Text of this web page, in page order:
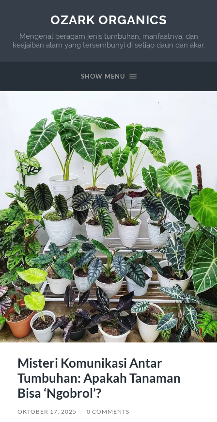
OZARK ORGANICS
Mengenal beragam jenis tumbuhan, manfaatnya, dan
keajaiban alam yang tersembunyi di setiap daun dan akar.
SHOW MENU
Misteri Komunikasi Antar
Tumbuhan: Apakah Tanaman
Bisa ‘Ngobrol’?
OKTOBER 17, 2025 / 0 COMMENTS